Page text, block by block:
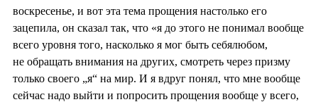
воскресенье, и вот эта тема прощения настолько его
зацепила, он сказал так, что «я до этого не понимал вообще
всего уровня того, насколько я мог быть себялюбом,
не обращать внимания на других, смотреть через призму
только своего „я“ на мир. И я вдруг понял, что мне вообще
сейчас надо выйти и попросить прощения вообще у всего,